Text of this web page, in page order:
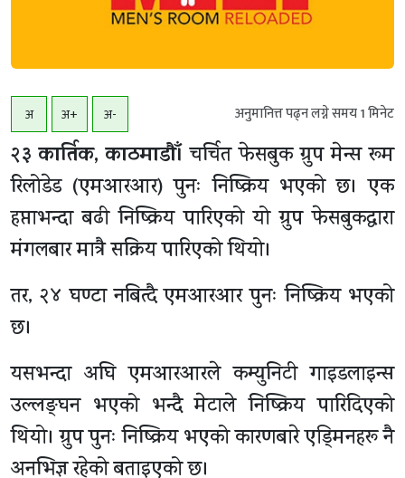
अ अ+ अ- अनुमानित्त पढ्न लग्ने समय1मिनेट
२३ कार्तिक, काठमाडाैँ। चर्चित फेसबुक ग्रुप मेन्स रूम
रिलोडेड (एमआरआर) पुनः निष्क्रिय भएको छ। एक
हप्ताभन्दा बढी निष्क्रिय पारिएको यो ग्रुप फेसबुकद्वारा
मंगलबार मात्रै सक्रिय पारिएको थियो।
तर, २४ घण्टा नबित्दै एमआरआर पुनः निष्क्रिय भएको
छ।
यसभन्दा अघि एमआरआरले कम्युनिटी गाइडलाइन्स
उल्लङ्घन भएको भन्दै मेटाले निष्क्रिय पारिदिएको
थियो। ग्रुप पुनः निष्क्रिय भएको कारणबारे एड्मिनहरू नै
अनभिज्ञ रहेको बताइएको छ।